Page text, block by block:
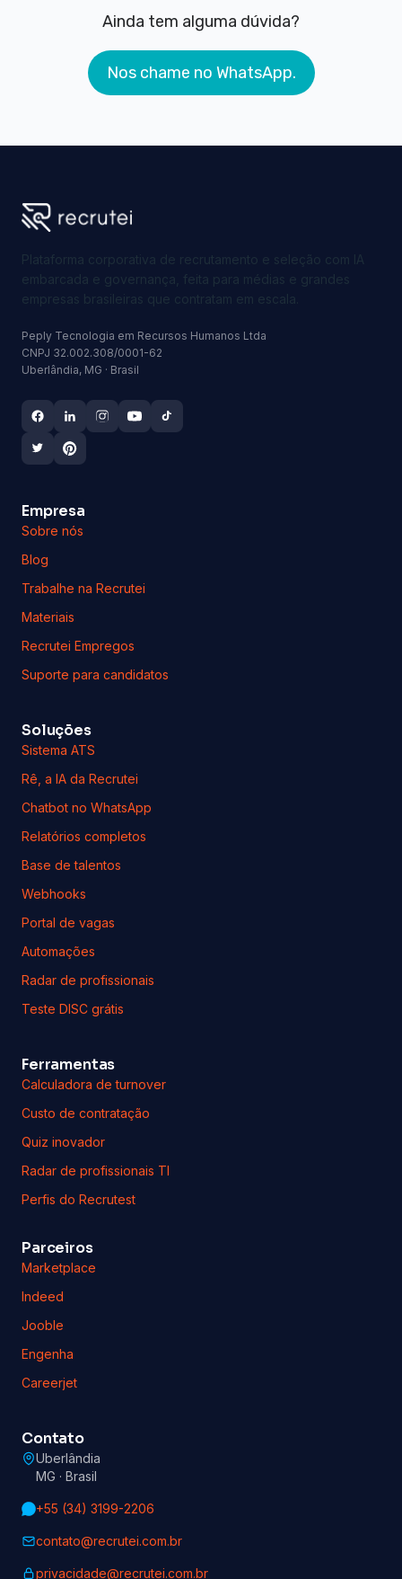
Ainda tem alguma dúvida?
Nos chame no WhatsApp.
Plataforma corporativa de recrutamento e seleção com IA
embarcada e governança, feita para médias e grandes
empresas brasileiras que contratam em escala.
Peply Tecnologia em Recursos Humanos Ltda
CNPJ 32.002.308/0001-62
Uberlândia, MG · Brasil
Empresa
Sobre nós
Blog
Trabalhe na Recrutei
Materiais
Recrutei Empregos
Suporte para candidatos
Soluções
Sistema ATS
Rê, a IA da Recrutei
Chatbot no WhatsApp
Relatórios completos
Base de talentos
Webhooks
Portal de vagas
Automações
Radar de profissionais
Teste DISC grátis
Ferramentas
Calculadora de turnover
Custo de contratação
Quiz inovador
Radar de profissionais TI
Perfis do Recrutest
Parceiros
Marketplace
Indeed
Jooble
Engenha
Careerjet
Contato
Uberlândia
MG · Brasil
+55 (34) 3199-2206
contato@recrutei.com.br
privacidade@recrutei.com.br